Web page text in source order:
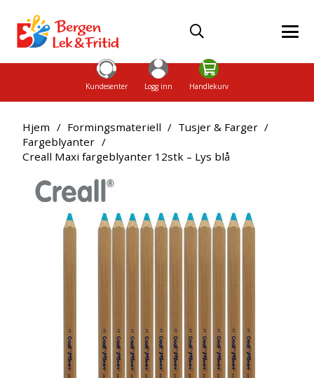
Kundesenter Logg inn Handlekurv
Hjem / Formingsmateriell / Tusjer & Farger /
Fargeblyanter /
Creall Maxi fargeblyanter 12stk – Lys blå